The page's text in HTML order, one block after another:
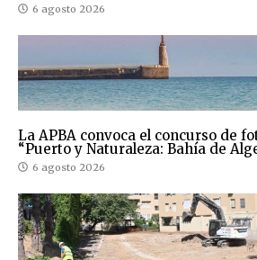
6 agosto 2026
La APBA convoca el concurso de
“Puerto y Naturaleza: Bahía de
6 agosto 2026